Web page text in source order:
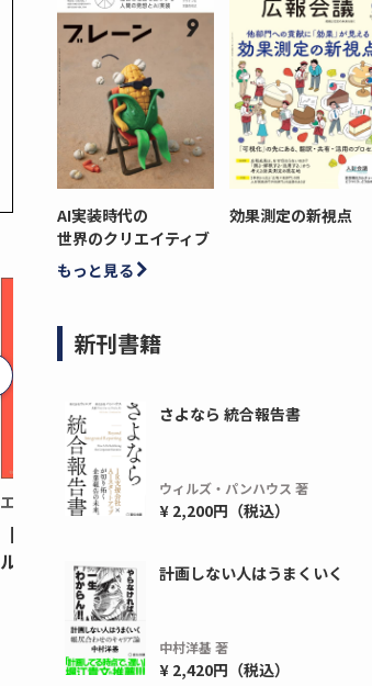
エムディーピー
【月間1,000万本以上の配布実績！】デジタ
ルクーポンを活用した販促キャンペーンを...
ダウンロードする
AI実装時代の
世界のクリエイティブ
効果測定の新視点
もっと見る
新刊書籍
さよなら 統合報告書
ウィルズ・パンハウス 著
¥ 2,200円（税込）
計画しない人はうまくいく
中村洋基 著
¥ 2,420円（税込）